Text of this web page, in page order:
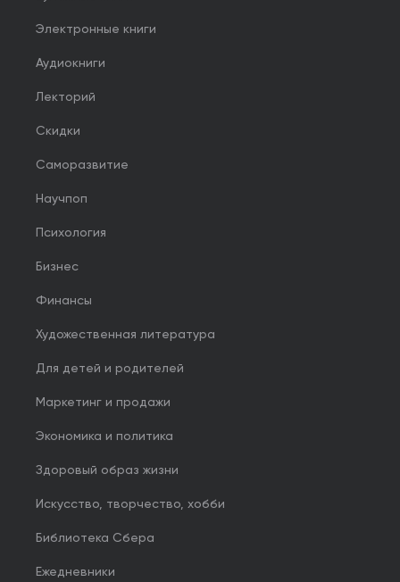
Электронные книги
Аудиокниги
Лекторий
Скидки
Саморазвитие
Научпоп
Психология
Бизнес
Финансы
Художественная литература
Для детей и родителей
Маркетинг и продажи
Экономика и политика
Здоровый образ жизни
Искусство, творчество, хобби
Библиотека Сбера
Ежедневники